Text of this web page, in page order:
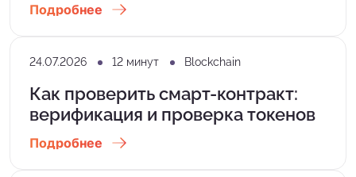
Подробнее
24.07.2026 12 минут Blockchain
Как проверить смарт-контракт:
верификация и проверка токенов
Подробнее